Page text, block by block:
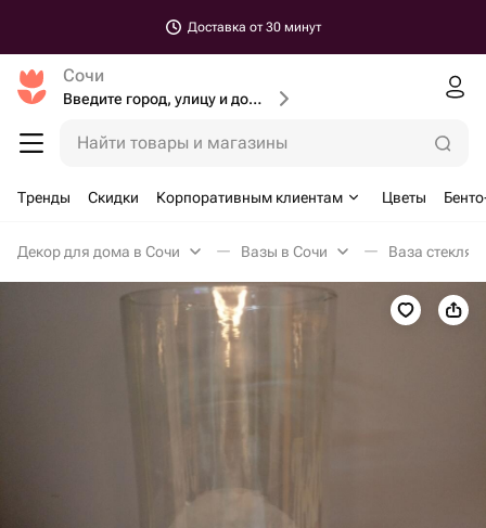
Доставка от 30 минут
Сочи
Введите город, улицу и дом доставки
Найти товары и магазины
Тренды Скидки Корпоративным клиентам Цветы
Декор для дома в Сочи Вазы в Сочи Ваза